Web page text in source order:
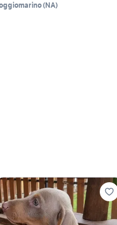
(NA)